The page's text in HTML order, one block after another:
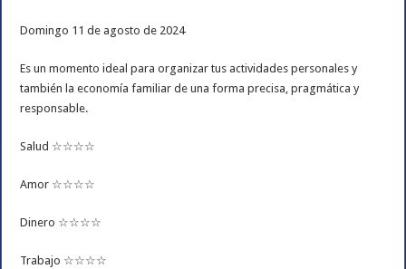
Domingo 11 de agosto de 2024
Es un momento ideal para organizar tus actividades personales y
también la economía familiar de una forma precisa, pragmática y
responsable.
Salud ☆☆☆☆
Amor ☆☆☆☆
Dinero ☆☆☆☆
Trabajo ☆☆☆☆